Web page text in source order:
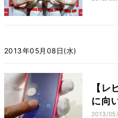
2013年05月08日(水)
【
に向
2013/